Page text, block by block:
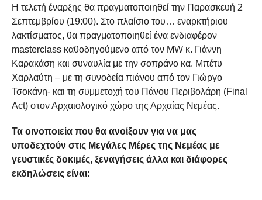
Η τελετή έναρξης θα πραγματοποιηθεί την Παρασκευή 2
Σεπτεμβρίου (19:00). Στο πλαίσιο του… εναρκτήριου
λακτίσματος, θα πραγματοποιηθεί ένα ενδιαφέρον
masterclass καθοδηγούμενο από τον MW κ. Γιάννη
Καρακάση και συναυλία με την σοπράνο κα. Μπέτυ
Χαρλαύτη – με τη συνοδεία πιάνου από τον Γιώργο
Τσοκάνη- και τη συμμετοχή του Πάνου Περιβολάρη (Final
Act) στον Αρχαιολογικό χώρο της Αρχαίας Νεμέας.
Τα οινοποιεία που θα ανοίξουν για να μας
υποδεχτούν στις Μεγάλες Μέρες της Νεμέας με
γευστικές δοκιμές, ξεναγήσεις άλλα και διάφορες
εκδηλώσεις είναι: